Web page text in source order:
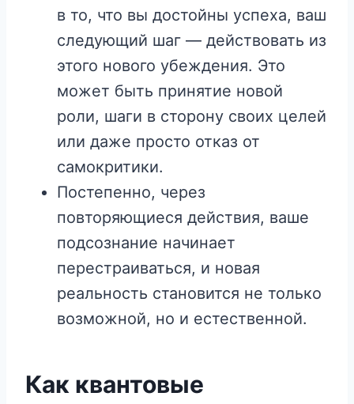
в то, что вы достойны успеха, ваш
следующий шаг — действовать из
этого нового убеждения. Это
может быть принятие новой
роли, шаги в сторону своих целей
или даже просто отказ от
самокритики.
Постепенно, через
повторяющиеся действия, ваше
подсознание начинает
перестраиваться, и новая
реальность становится не только
возможной, но и естественной.
Как квантовые